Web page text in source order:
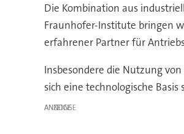
Die Kombination aus
Fraunhofer-Institute bringen
erfahrener Partner für
Insbesondere die Nutzung
sich eine technologische
ANZEIGE